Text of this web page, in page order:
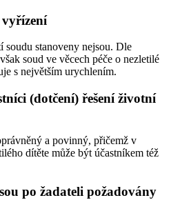
stanoveny nejsou. Dle
soud ve věcech péče o nezletilé
s největším urychlením.
(dotčení) řešení životní
a povinný, přičemž v
dítěte může být účastníkem též
po žadateli požadovány